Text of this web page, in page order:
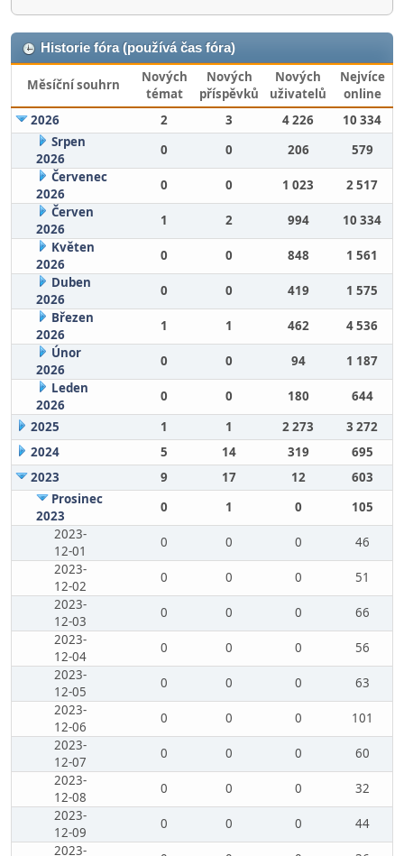
Historie fóra (používá čas fóra)
Měsíční souhrn
Nových
témat
Nových
příspěvků
Nových
uživatelů
Nejvíce
online
2026
2 3 4 226
10 334
Srpen
2026
0 0 206
579
Červenec
2026
0 0 1 023
2 517
Červen
2026
1 2 994
10 334
Květen
2026
0 0 848
1 561
Duben
2026
0 0 419
1 575
Březen
2026
1 1 462
4 536
Únor
2026
0 0 94
1 187
Leden
2026
0 0 180
644
2025
1 1 2 273
3 272
2024
5 14 319
695
2023
9 17 12
603
Prosinec
2023
0 1 0
105
2023-
12-01
0 0 0
46
2023-
12-02
0 0 0
51
2023-
12-03
0 0 0
66
2023-
12-04
0 0 0
56
2023-
12-05
0 0 0
63
2023-
12-06
0 0 0
101
2023-
12-07
0 0 0
60
2023-
12-08
0 0 0
32
2023-
12-09
0 0 0
44
2023-